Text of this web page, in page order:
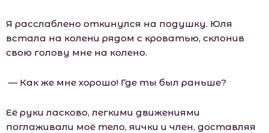
Я расслаблено откинулся на подушку. Юля
встала на колени рядом с кроватью, склонив
свою голову мне на колено.
— Как же мне хорошо! Где ты был раньше?
Её руки ласково, легкими движениями
поглаживали моё тело, яички и член, доставляя